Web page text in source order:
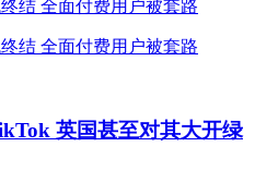
英国甚至对其大开绿